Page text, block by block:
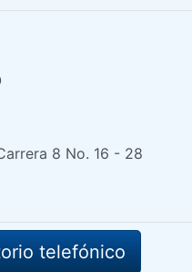
8 No. 16 - 28
telefónico